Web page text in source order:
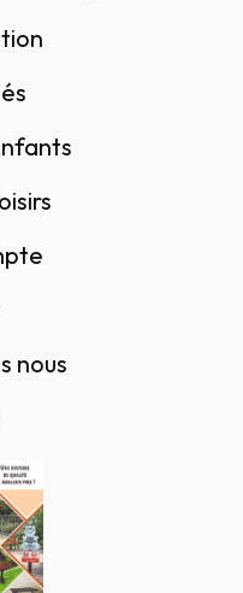
nous